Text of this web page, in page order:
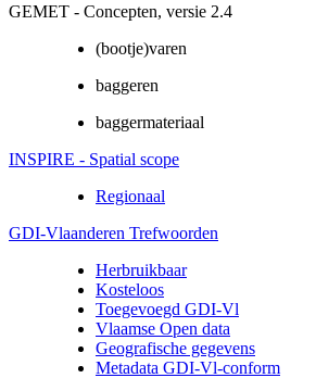
GEMET - Concepten, versie 2.4
(bootje)varen
baggeren
baggermateriaal
INSPIRE - Spatial scope
Regionaal
GDI-Vlaanderen Trefwoorden
Herbruikbaar
Kosteloos
Toegevoegd GDI-Vl
Vlaamse Open data
Geografische gegevens
Metadata GDI-Vl-conform